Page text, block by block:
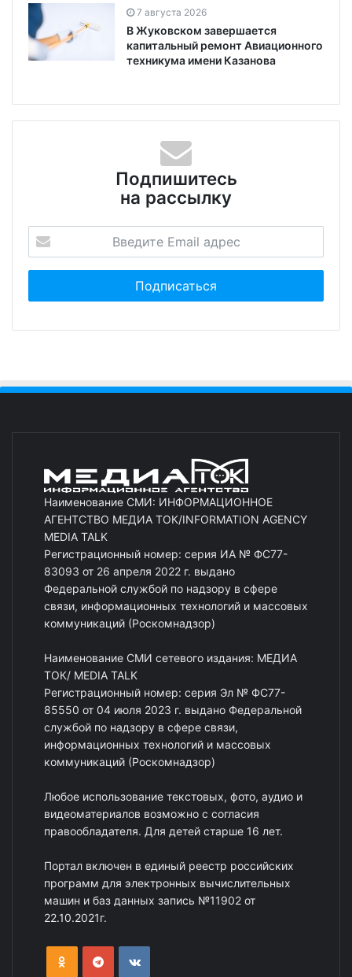
7 августа 2026
В Жуковском завершается
капитальный ремонт Авиационного
техникума имени Казанова
Подпишитесь
на рассылку
Наименование СМИ: ИНФОРМАЦИОННОЕ
АГЕНТСТВО МЕДИА ТОК/INFORMATION AGENCY
MEDIA TALK
Регистрационный номер: серия ИА № ФС77-
83093 от 26 апреля 2022 г. выдано
Федеральной службой по надзору в сфере
связи, информационных технологий и массовых
коммуникаций (Роскомнадзор)
Наименование СМИ сетевого издания: МЕДИА
ТОК/ MEDIA TALK
Регистрационный номер: серия Эл № ФС77-
85550 от 04 июля 2023 г. выдано Федеральной
службой по надзору в сфере связи,
информационных технологий и массовых
коммуникаций (Роскомнадзор)
Любое использование текстовых, фото, аудио и
видеоматериалов возможно с согласия
правообладателя. Для детей старше 16 лет.
Портал включен в единый реестр российских
программ для электронных вычислительных
машин и баз данных запись №11902 от
22.10.2021г.